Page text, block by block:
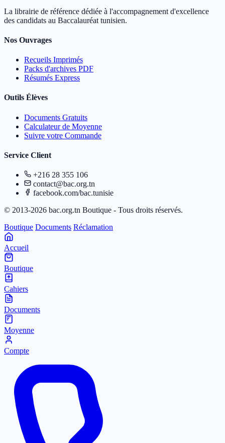
La librairie de référence dédiée à l'accompagnement d'excellence
des candidats au Baccalauréat tunisien.
Nos Ouvrages
Recueils Imprimés
Packs d'archives PDF
Résumés Express
Outils Élèves
Documents Gratuits
Calculateur de Moyenne
Suivre votre Commande
Service Client
+216 28 355 106
contact@bac.org.tn
facebook.com/bac.tunisie
© 2013-2026 bac.org.tn Boutique - Tous droits réservés.
Boutique Documents Réclamation
Accueil
Boutique
Cahiers
Documents
Moyenne
Compte